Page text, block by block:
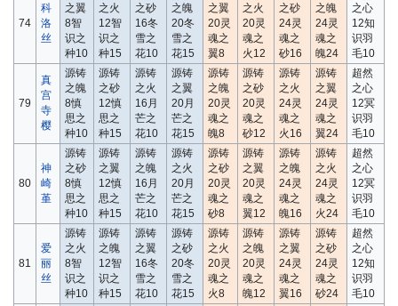
74
科
洛
丝
之翼
8智
识之
种10
之火
12智
识之
种15
之砂
16冬
雪之
花10
之魄
20冬
雪之
花15
之翼
20灵
魂之
翼8
之火
20灵
魂之
火12
之砂
24灵
魂之
砂16
之魄
24灵
魂之
魄24
之心
12知
识羽
毛10
79
真
宫
寺
樱
源铸
之魄
8慎
思之
种10
源铸
之砂
12慎
思之
种15
源铸
之火
16月
芒之
花10
源铸
之翼
20月
芒之
花15
源铸
之魄
20灵
魂之
魄8
源铸
之砂
20灵
魂之
砂12
源铸
之火
24灵
魂之
火16
源铸
之翼
24灵
魂之
翼24
超然
之心
12冥
识羽
毛10
80
神
崎
堇
源铸
之砂
8慎
思之
种10
源铸
之翼
12慎
思之
种15
源铸
之魄
16月
芒之
花10
源铸
之火
20月
芒之
花15
源铸
之砂
20灵
魂之
砂8
源铸
之翼
20灵
魂之
翼12
源铸
之魄
24灵
魂之
魄16
源铸
之火
24灵
魂之
火24
超然
之心
12冥
识羽
毛10
81
爱
丽
丝
源铸
之火
8智
识之
种10
源铸
之魄
12智
识之
种15
源铸
之翼
16冬
雪之
花10
源铸
之砂
20冬
雪之
花15
源铸
之火
20灵
魂之
火8
源铸
之魄
20灵
魂之
魄12
源铸
之翼
24灵
魂之
翼16
源铸
之砂
24灵
魂之
砂24
超然
之心
12知
识羽
毛10